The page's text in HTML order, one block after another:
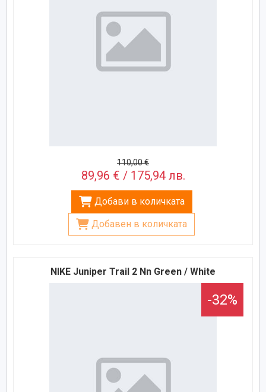
110,00 €
89,96 € / 175,94 лв.
Добави в количката
Добавен в количката
NIKE Juniper Trail 2 Nn Green / White
-32%